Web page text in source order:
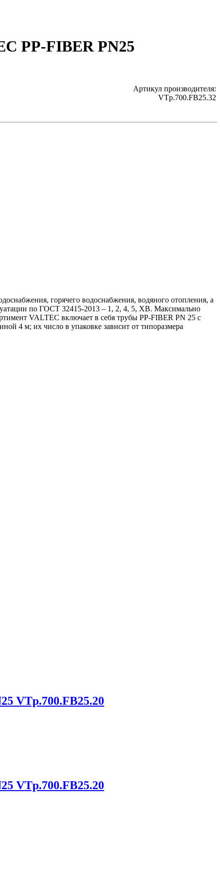
PP-FIBER PN25
Артикул производителя:
VTp.700.FB25.32
горячего водоснабжения, водяного отопления, а
по ГОСТ 32415-2013 – 1, 2, 4, 5, ХВ. Максимально
VALTEC включает в себя трубы PP-FIBER PN 25 с
4 м; их число в упаковке зависит от типоразмера
VTp.700.FB25.20
VTp.700.FB25.20